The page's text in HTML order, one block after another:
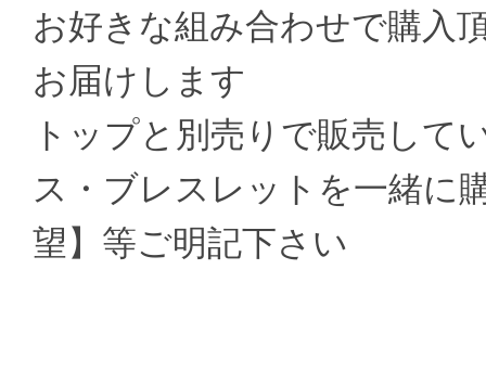
お好きな組み合わせで購入
お届けします
トップと別売りで販売して
ス・ブレスレットを一緒に
望】等ご明記下さい